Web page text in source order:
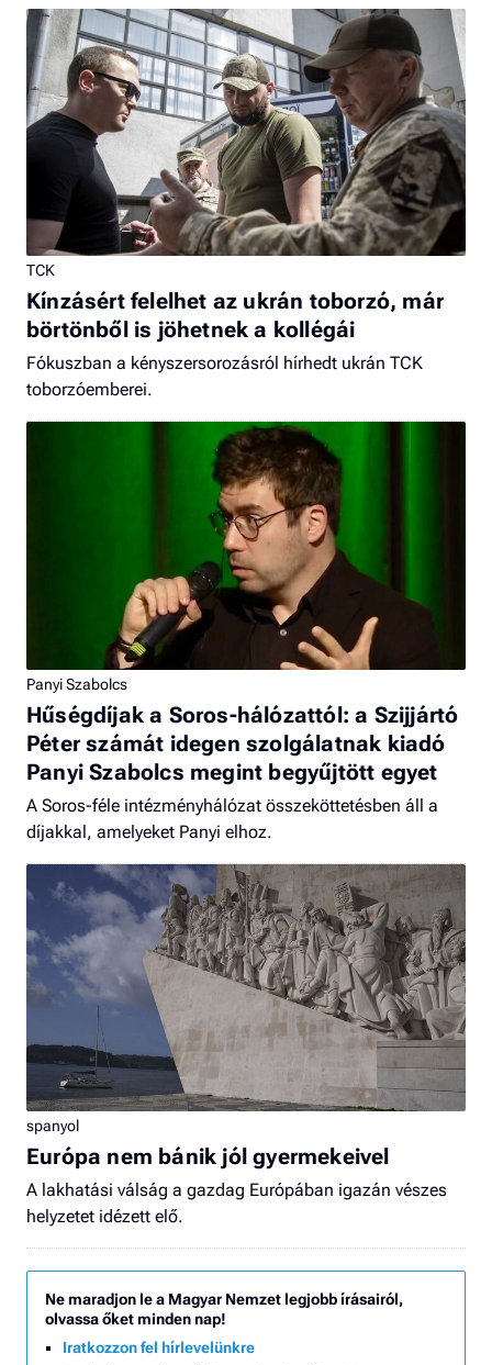
TCK
Kínzásért felelhet az ukrán toborzó, már
börtönből is jöhetnek a kollégái
Fókuszban a kényszersorozásról hírhedt ukrán TCK
toborzóemberei.
Panyi Szabolcs
Hűségdíjak a Soros-hálózattól: a Szijjártó
Péter számát idegen szolgálatnak kiadó
Panyi Szabolcs megint begyűjtött egyet
A Soros-féle intézményhálózat összeköttetésben áll a
díjakkal, amelyeket Panyi elhoz.
spanyol
Európa nem bánik jól gyermekeivel
A lakhatási válság a gazdag Európában igazán vészes
helyzetet idézett elő.
Ne maradjon le a Magyar Nemzet legjobb írásairól,
olvassa őket minden nap!
Iratkozzon fel hírlevelünkre